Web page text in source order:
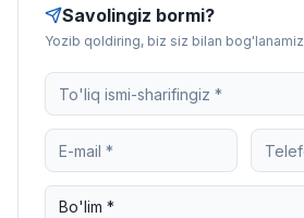
Savolingiz bormi?
Yozib qoldiring, biz siz bilan bog'lanamiz
Bo'lim *